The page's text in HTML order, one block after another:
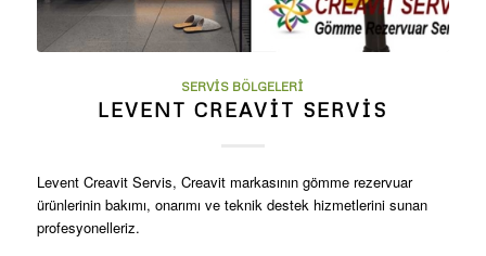
SERVIS BÖLGELERI
LEVENT CREAVIT SERVIS
Levent Creavit Servis, Creavit markasının gömme rezervuar
ürünlerinin bakımı, onarımı ve teknik destek hizmetlerini sunan
profesyonelleriz.